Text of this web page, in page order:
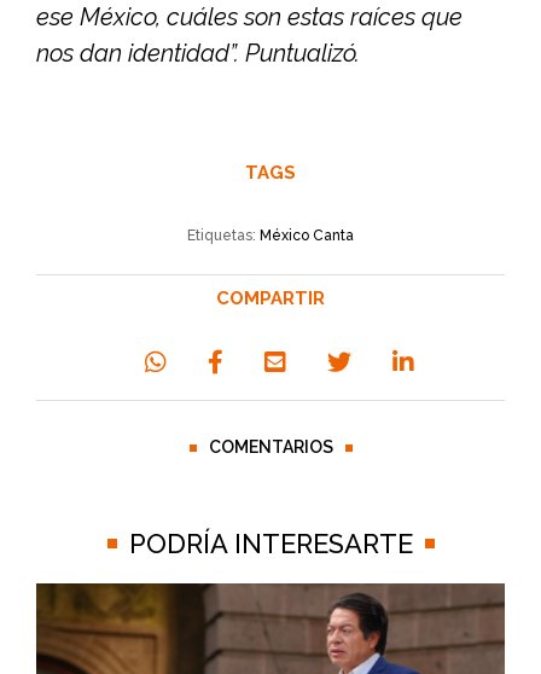
ese México, cuáles son estas raíces que
nos dan identidad”. Puntualizó.
TAGS
Etiquetas: México Canta
COMPARTIR
COMENTARIOS
PODRÍA INTERESARTE